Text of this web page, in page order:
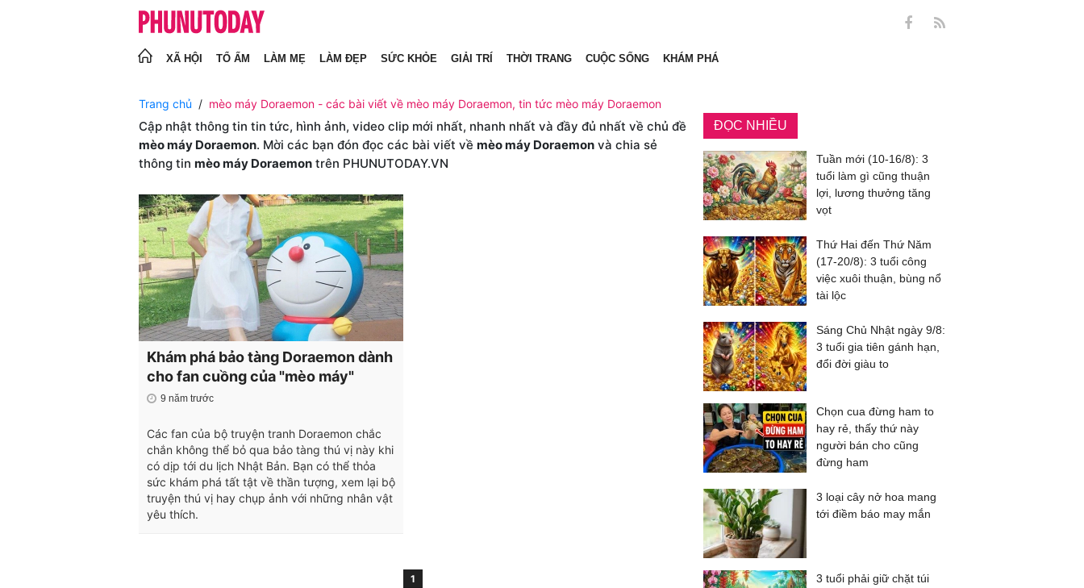
XÃ HỘI TỔ ẤM LÀM MẸ LÀM ĐẸP SỨC KHỎE GIẢI TRÍ THỜI TRANG CUỘC SỐNG KHÁM PHÁ
Trang chủ mèo máy Doraemon - các bài viết về mèo máy Doraemon, tin tức mèo máy Doraemon
Cập nhật thông tin tin tức, hình ảnh, video clip mới nhất, nhanh nhất và đầy đủ nhất về chủ đề
mèo máy Doraemon. Mời các bạn đón đọc các bài viết về mèo máy Doraemon và chia sẻ
thông tin mèo máy Doraemon trên PHUNUTODAY.VN
Khám phá bảo tàng Doraemon dành
cho fan cuồng của "mèo máy"
9 năm trước
Các fan của bộ truyện tranh Doraemon chắc
chắn không thể bỏ qua bảo tàng thú vị này khi
có dịp tới du lịch Nhật Bản. Bạn có thể thỏa
sức khám phá tất tật về thần tượng, xem lại bộ
truyện thú vị hay chụp ảnh với những nhân vật
yêu thích.
1
ĐỌC NHIỀU
Tuần mới (10-16/8): 3
tuổi làm gì cũng thuận
lợi, lương thưởng tăng
vọt
Thứ Hai đến Thứ Năm
(17-20/8): 3 tuổi công
việc xuôi thuận, bùng nổ
tài lộc
Sáng Chủ Nhật ngày 9/8:
3 tuổi gia tiên gánh hạn,
đổi đời giàu to
Chọn cua đừng ham to
hay rẻ, thấy thứ này
người bán cho cũng
đừng ham
3 loại cây nở hoa mang
tới điềm báo may mắn
3 tuổi phải giữ chặt túi